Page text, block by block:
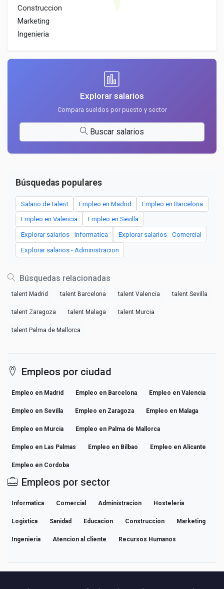
Construccion
Marketing
Ingenieria
Explorar salarios
Compara sueldos por puesto y sector
Buscar salarios
Búsquedas populares
Salario de talent Empleo en Madrid Empleo en Barcelona
Empleo en Valencia Empleo en Sevilla
Explorar salarios - Informatica Explorar salarios - Comercial
Explorar salarios - Administracion
Búsquedas relacionadas
talent Madrid talent Barcelona talent Valencia talent Sevilla
talent Zaragoza talent Malaga talent Murcia
talent Palma de Mallorca
Empleos por ciudad
Empleo en Madrid Empleo en Barcelona Empleo en Valencia
Empleo en Sevilla Empleo en Zaragoza Empleo en Malaga
Empleo en Murcia Empleo en Palma de Mallorca
Empleo en Las Palmas Empleo en Bilbao Empleo en Alicante
Empleo en Cordoba
Empleos por sector
Informatica Comercial Administracion Hosteleria
Logistica Sanidad Educacion Construccion Marketing
Ingenieria Atencion al cliente Recursos Humanos